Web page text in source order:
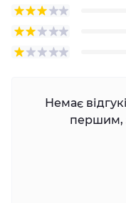
Немає
першим,